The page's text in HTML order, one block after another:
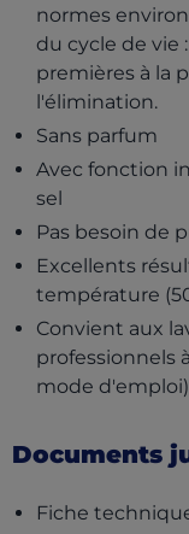
normes
du cycle de vie
premières à la
l'élimination.
Sans parfum
Avec fonction
sel
Pas besoin de
Excellents
température
Convient aux
professionnels
mode
Documents
Fiche